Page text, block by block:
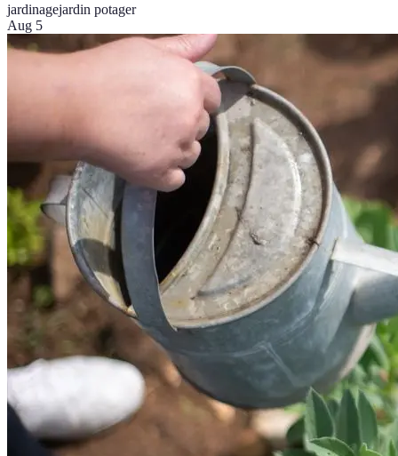
jardinagejardin potager
Aug 5